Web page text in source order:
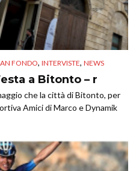
FONDO, INTERVISTE, NEWS
a Bitonto – r
che la città di Bitonto, per
Amici di Marco e Dynamik